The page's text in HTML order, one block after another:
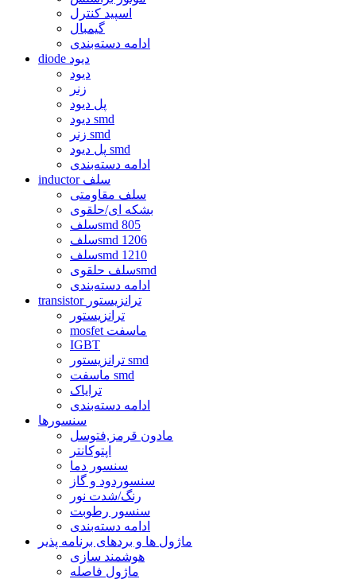
اسپید کنترل
گیمبال
ادامه دسته‌بندی
diode دیود
دیود
زنر
پل دیود
دیود smd
زنر smd
پل دیود smd
ادامه دسته‌بندی
inductor سلف
سلف مقاومتی
بشکه ای/حلقوی
سلفsmd 805
سلفsmd 1206
سلفsmd 1210
سلف حلقویsmd
ادامه دسته‌بندی
transistor ترانزیستور
ترانزیستور
mosfet ماسفت
IGBT
ترانزیستور smd
ماسفت smd
ترایاک
ادامه دسته‌بندی
سنسورها
مادون قرمز,فتوسل
اپتوکانتر
سنسور دما
سنسوردود و گاز
رنگ/شدت نور
سنسور رطوبت
ادامه دسته‌بندی
ماژول ها و بردهای برنامه پذیر
هوشمند سازی
ماژول فاصله